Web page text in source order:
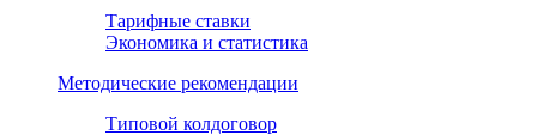
Тарифные ставки
Экономика и статистика
Методические рекомендации
Типовой колдоговор